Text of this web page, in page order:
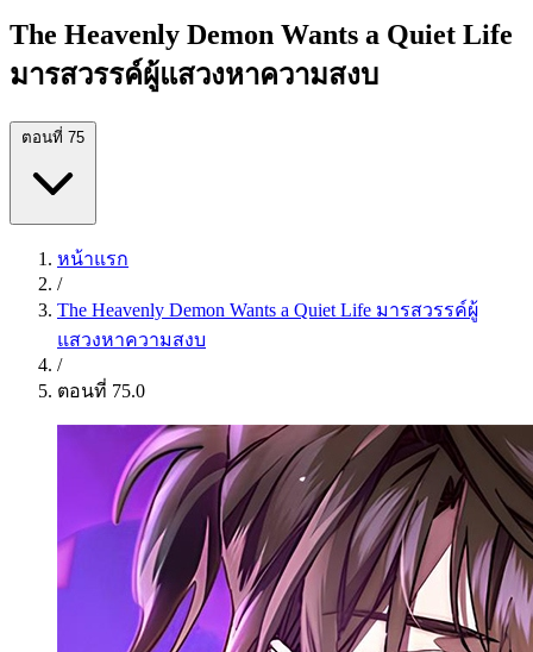
The Heavenly Demon Wants a Quiet Life
มารสวรรค์ผู้แสวงหาความสงบ
ตอนที่ 75
หน้าแรก
/
The Heavenly Demon Wants a Quiet Life มารสวรรค์ผู้
แสวงหาความสงบ
/
ตอนที่ 75.0